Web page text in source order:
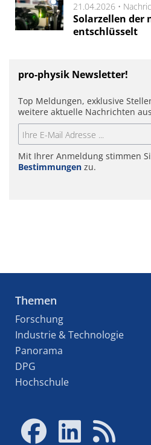
21.04.2026 •
Solarzellen der
entschlüsselt
pro-physik Newsletter!
Top Meldungen, exklusive
weitere aktuelle Nachrichten
Mit Ihrer Anmeldung stimmen
Bestimmungen zu.
Themen
Forschung
Industrie & Technologie
Panorama
DPG
Hochschule